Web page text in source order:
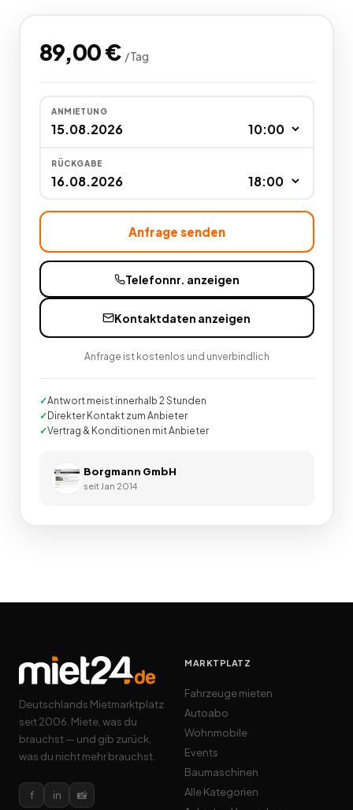
89,00€ /Tag
ANMIETUNG
RÜCKGABE
Anfrage senden
Telefonnr. anzeigen
Kontaktdaten anzeigen
Anfrage ist kostenlos und unverbindlich
Antwort meist innerhalb 2 Stunden
Direkter Kontakt zum Anbieter
Vertrag & Konditionen mit Anbieter
Borgmann GmbH
seit Jan 2014
Deutschlands Mietmarktplatz
seit 2006. Miete, was du
brauchst — und gib zurück,
was du nicht mehr brauchst.
f in 📸
MARKTPLATZ
Fahrzeuge mieten
Autoabo
Wohnmobile
Events
Baumaschinen
Alle Kategorien